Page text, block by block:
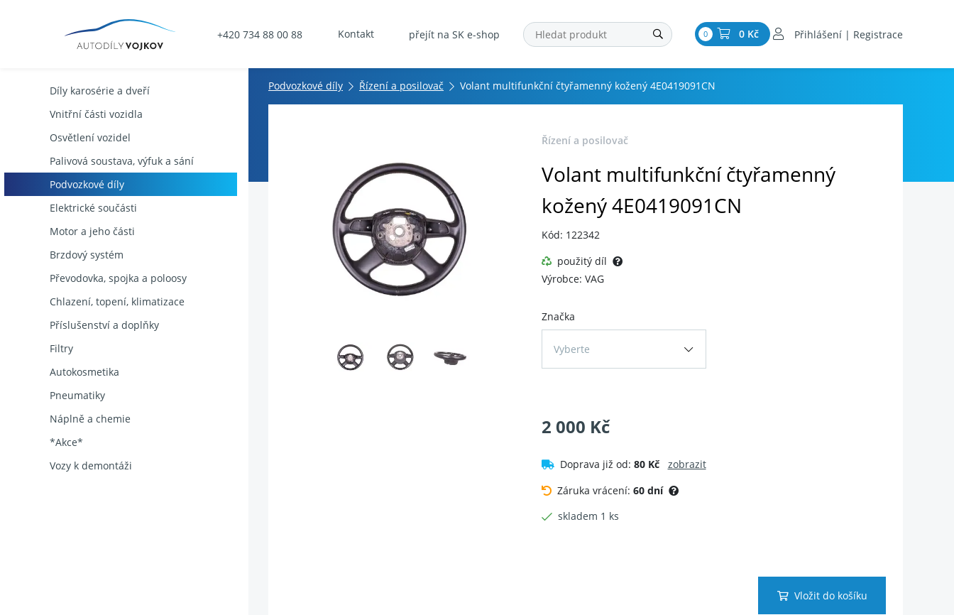
+420 734 88 00 88 Kontakt přejít na SK e-shop 0 0 Kč Přihlášení | Registrace
Díly karosérie a dveří
Vnitřní části vozidla
Osvětlení vozidel
Palivová soustava, výfuk a sání
Podvozkové díly
Elektrické součásti
Motor a jeho části
Brzdový systém
Převodovka, spojka a poloosy
Chlazení, topení, klimatizace
Příslušenství a doplňky
Filtry
Autokosmetika
Pneumatiky
Náplně a chemie
*Akce*
Vozy k demontáži
Podvozkové díly Řízení a posilovač Volant multifunkční čtyřamenný kožený 4E0419091CN
Řízení a posilovač
Volant multifunkční čtyřamenný
kožený 4E0419091CN
Kód: 122342
použitý díl
Výrobce: VAG
Značka
Vyberte
2 000 Kč
Doprava již od: 80 Kč
zobrazit
Záruka vrácení: 60 dní
skladem 1 ks
Vložit do košíku